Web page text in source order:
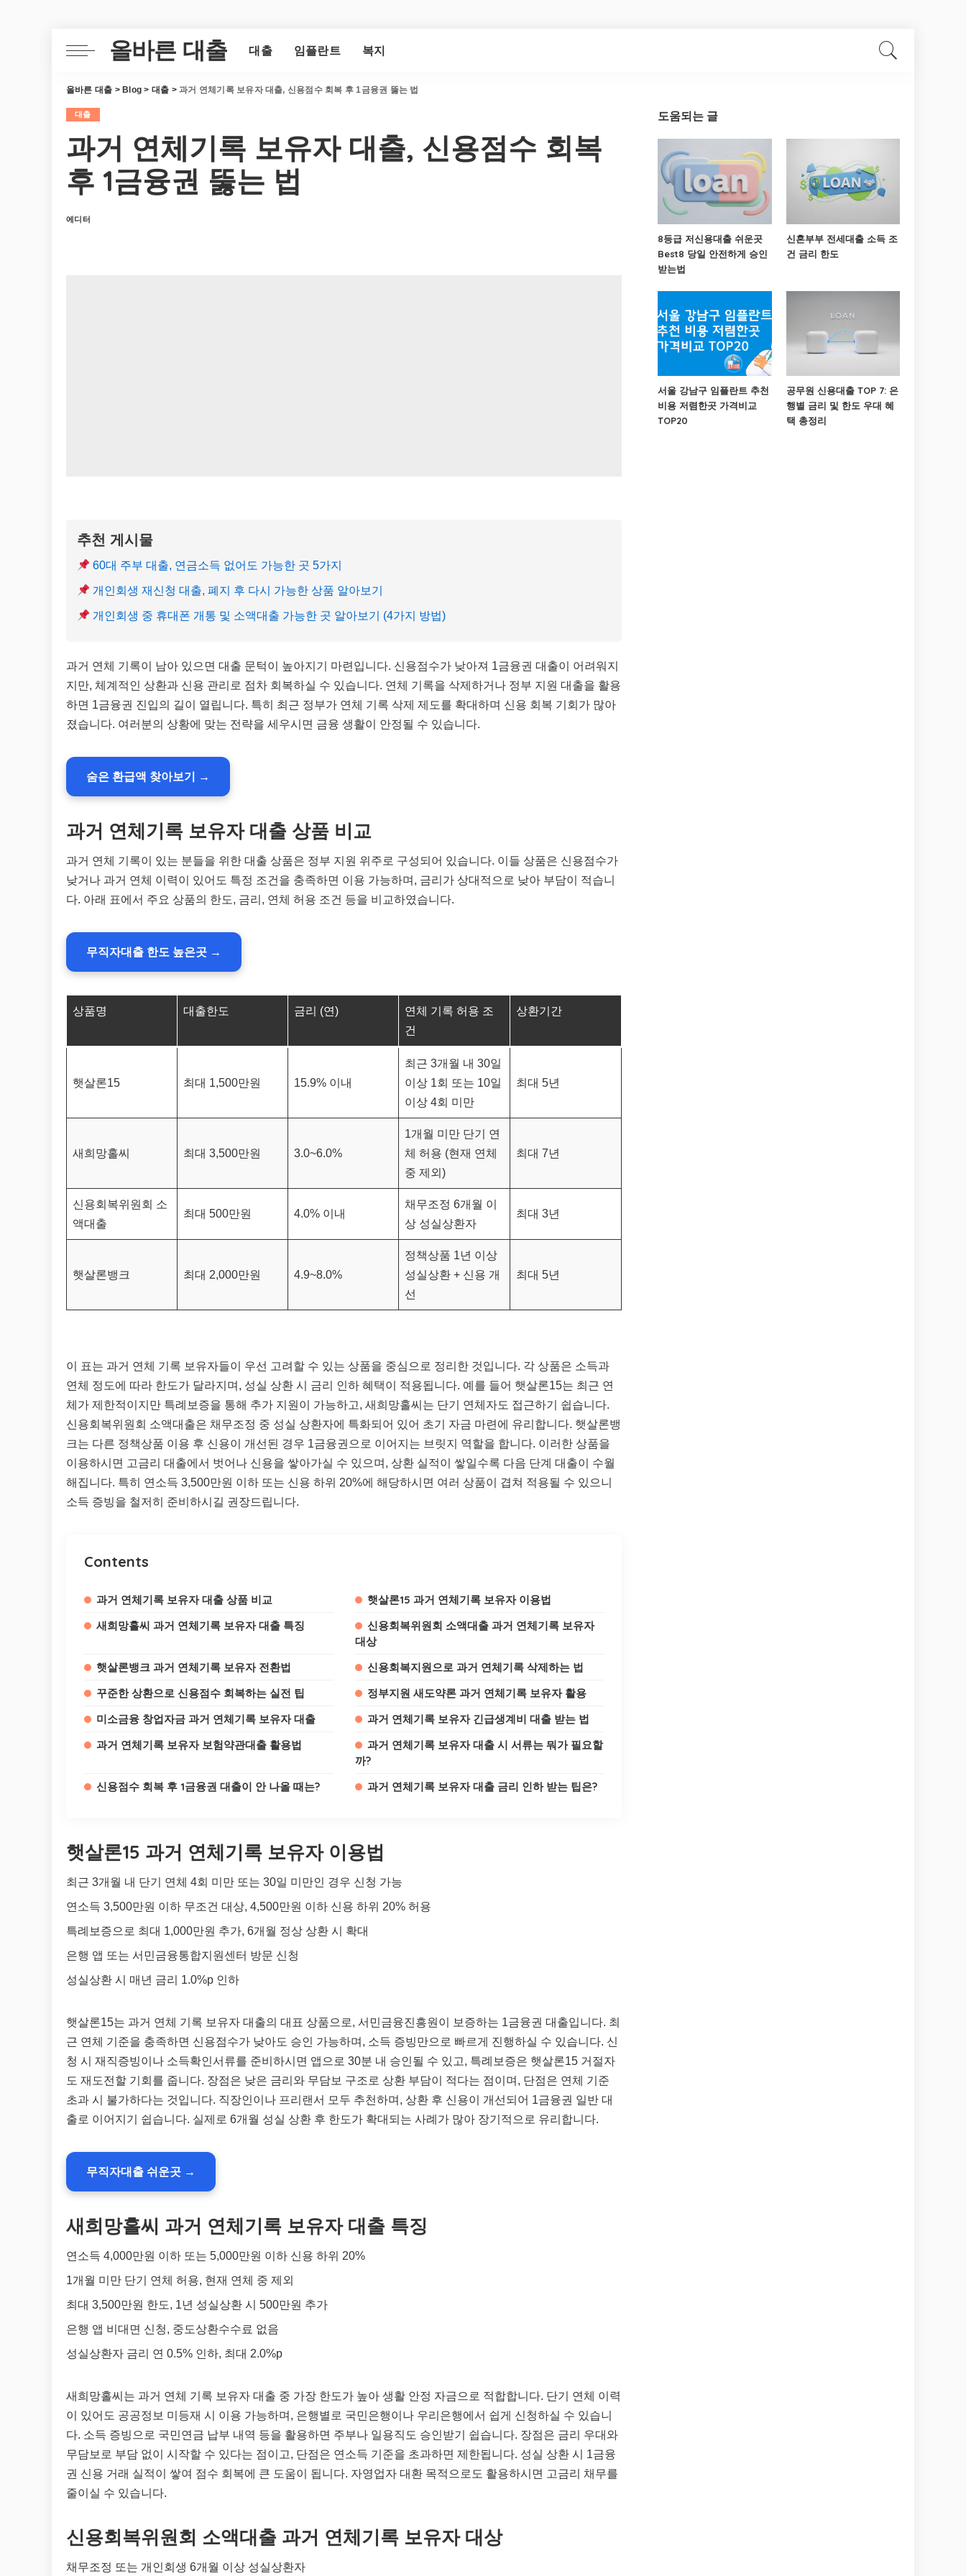
올바른 대출 대출 임플란트 복지
올바른 대출 > Blog > 대출 >과거 연체기록 보유자 대출, 신용점수 회복 후 1금융권 뚫는 법
대출
과거 연체기록 보유자 대출, 신용점수 회복
후 1금융권 뚫는 법
Posted
에디터
추천 게시물
60대 주부 대출, 연금소득 없어도 가능한 곳 5가지
개인회생 재신청 대출, 폐지 후 다시 가능한 상품 알아보기
개인회생 중 휴대폰 개통 및 소액대출 가능한 곳 알아보기 (4가지 방법)
과거 연체 기록이 남아 있으면 대출 문턱이 높아지기 마련입니다. 신용점수가 낮아져 1금융권 대출이 어려워지
지만, 체계적인 상환과 신용 관리로 점차 회복하실 수 있습니다. 연체 기록을 삭제하거나 정부 지원 대출을 활용
하면 1금융권 진입의 길이 열립니다. 특히 최근 정부가 연체 기록 삭제 제도를 확대하며 신용 회복 기회가 많아
졌습니다. 여러분의 상황에 맞는 전략을 세우시면 금융 생활이 안정될 수 있습니다.
숨은 환급액 찾아보기 →
과거 연체기록 보유자 대출 상품 비교
과거 연체 기록이 있는 분들을 위한 대출 상품은 정부 지원 위주로 구성되어 있습니다. 이들 상품은 신용점수가
낮거나 과거 연체 이력이 있어도 특정 조건을 충족하면 이용 가능하며, 금리가 상대적으로 낮아 부담이 적습니
다. 아래 표에서 주요 상품의 한도, 금리, 연체 허용 조건 등을 비교하였습니다.
무직자대출 한도 높은곳 →
상품명 대출한도 금리 (연)
연체 기록 허용 조
건
상환기간
햇살론15 최대 1,500만원 15.9% 이내
최근 3개월 내 30일
이상 1회 또는 10일
이상 4회 미만
최대 5년
새희망홀씨 최대 3,500만원 3.0~6.0%
1개월 미만 단기 연
체 허용 (현재 연체
중 제외)
최대 7년
신용회복위원회 소
액대출
최대 500만원 4.0% 이내
채무조정 6개월 이
상 성실상환자
최대 3년
햇살론뱅크 최대 2,000만원 4.9~8.0%
정책상품 1년 이상
성실상환 + 신용 개
선
최대 5년
이 표는 과거 연체 기록 보유자들이 우선 고려할 수 있는 상품을 중심으로 정리한 것입니다. 각 상품은 소득과
연체 정도에 따라 한도가 달라지며, 성실 상환 시 금리 인하 혜택이 적용됩니다. 예를 들어 햇살론15는 최근 연
체가 제한적이지만 특례보증을 통해 추가 지원이 가능하고, 새희망홀씨는 단기 연체자도 접근하기 쉽습니다.
신용회복위원회 소액대출은 채무조정 중 성실 상환자에 특화되어 있어 초기 자금 마련에 유리합니다. 햇살론뱅
크는 다른 정책상품 이용 후 신용이 개선된 경우 1금융권으로 이어지는 브릿지 역할을 합니다. 이러한 상품을
이용하시면 고금리 대출에서 벗어나 신용을 쌓아가실 수 있으며, 상환 실적이 쌓일수록 다음 단계 대출이 수월
해집니다. 특히 연소득 3,500만원 이하 또는 신용 하위 20%에 해당하시면 여러 상품이 겹쳐 적용될 수 있으니
소득 증빙을 철저히 준비하시길 권장드립니다.
Contents
과거 연체기록 보유자 대출 상품 비교
햇살론15 과거 연체기록 보유자 이용법
새희망홀씨 과거 연체기록 보유자 대출 특징
신용회복위원회 소액대출 과거 연체기록 보유자
대상
햇살론뱅크 과거 연체기록 보유자 전환법
신용회복지원으로 과거 연체기록 삭제하는 법
꾸준한 상환으로 신용점수 회복하는 실전 팁
정부지원 새도약론 과거 연체기록 보유자 활용
미소금융 창업자금 과거 연체기록 보유자 대출
과거 연체기록 보유자 긴급생계비 대출 받는 법
과거 연체기록 보유자 보험약관대출 활용법
과거 연체기록 보유자 대출 시 서류는 뭐가 필요할
까?
신용점수 회복 후 1금융권 대출이 안 나올 때는?
과거 연체기록 보유자 대출 금리 인하 받는 팁은?
햇살론15 과거 연체기록 보유자 이용법
최근 3개월 내 단기 연체 4회 미만 또는 30일 미만인 경우 신청 가능
연소득 3,500만원 이하 무조건 대상, 4,500만원 이하 신용 하위 20% 허용
특례보증으로 최대 1,000만원 추가, 6개월 정상 상환 시 확대
은행 앱 또는 서민금융통합지원센터 방문 신청
성실상환 시 매년 금리 1.0%p 인하
햇살론15는 과거 연체 기록 보유자 대출의 대표 상품으로, 서민금융진흥원이 보증하는 1금융권 대출입니다. 최
근 연체 기준을 충족하면 신용점수가 낮아도 승인 가능하며, 소득 증빙만으로 빠르게 진행하실 수 있습니다. 신
청 시 재직증빙이나 소득확인서류를 준비하시면 앱으로 30분 내 승인될 수 있고, 특례보증은 햇살론15 거절자
도 재도전할 기회를 줍니다. 장점은 낮은 금리와 무담보 구조로 상환 부담이 적다는 점이며, 단점은 연체 기준
초과 시 불가하다는 것입니다. 직장인이나 프리랜서 모두 추천하며, 상환 후 신용이 개선되어 1금융권 일반 대
출로 이어지기 쉽습니다. 실제로 6개월 성실 상환 후 한도가 확대되는 사례가 많아 장기적으로 유리합니다.
무직자대출 쉬운곳 →
새희망홀씨 과거 연체기록 보유자 대출 특징
연소득 4,000만원 이하 또는 5,000만원 이하 신용 하위 20%
1개월 미만 단기 연체 허용, 현재 연체 중 제외
최대 3,500만원 한도, 1년 성실상환 시 500만원 추가
은행 앱 비대면 신청, 중도상환수수료 없음
성실상환자 금리 연 0.5% 인하, 최대 2.0%p
새희망홀씨는 과거 연체 기록 보유자 대출 중 가장 한도가 높아 생활 안정 자금으로 적합합니다. 단기 연체 이력
이 있어도 공공정보 미등재 시 이용 가능하며, 은행별로 국민은행이나 우리은행에서 쉽게 신청하실 수 있습니
다. 소득 증빙으로 국민연금 납부 내역 등을 활용하면 주부나 일용직도 승인받기 쉽습니다. 장점은 금리 우대와
무담보로 부담 없이 시작할 수 있다는 점이고, 단점은 연소득 기준을 초과하면 제한됩니다. 성실 상환 시 1금융
권 신용 거래 실적이 쌓여 점수 회복에 큰 도움이 됩니다. 자영업자 대환 목적으로도 활용하시면 고금리 채무를
줄이실 수 있습니다.
신용회복위원회 소액대출 과거 연체기록 보유자 대상
채무조정 또는 개인회생 6개월 이상 성실상환자
도움되는 글
8등급 저신용대출 쉬운곳
Best8 당일 안전하게 승인
받는법
신혼부부 전세대출 소득 조
건 금리 한도
서울 강남구 임플란트 추천
비용 저렴한곳 가격비교
TOP20
공무원 신용대출 TOP 7: 은
행별 금리 및 한도 우대 혜
택 총정리